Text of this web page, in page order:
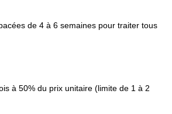
de 4 à 6 semaines pour traiter tous
à 50% du prix unitaire (limite de 1 à 2